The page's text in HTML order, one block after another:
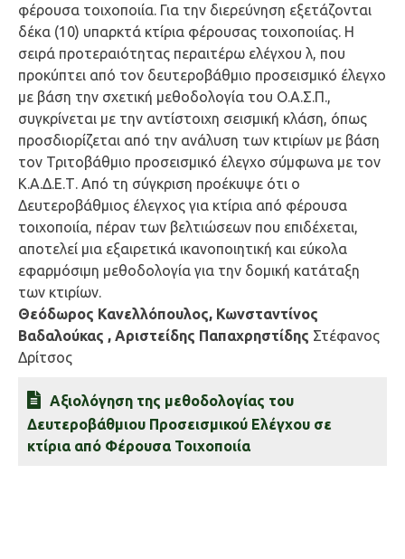
φέρουσα τοιχοποιία. Για την διερεύνηση εξετάζονται
δέκα (10) υπαρκτά κτίρια φέρουσας τοιχοποιίας. Η
σειρά προτεραιότητας περαιτέρω ελέγχου λ, που
προκύπτει από τον δευτεροβάθμιο προσεισμικό έλεγχο
με βάση την σχετική μεθοδολογία του Ο.Α.Σ.Π.,
συγκρίνεται με την αντίστοιχη σεισμική κλάση, όπως
προσδιορίζεται από την ανάλυση των κτιρίων με βάση
τον Τριτοβάθμιο προσεισμικό έλεγχο σύμφωνα με τον
Κ.Α.Δ.Ε.Τ. Από τη σύγκριση προέκυψε ότι ο
Δευτεροβάθμιος έλεγχος για κτίρια από φέρουσα
τοιχοποιία, πέραν των βελτιώσεων που επιδέχεται,
αποτελεί μια εξαιρετικά ικανοποιητική και εύκολα
εφαρμόσιμη μεθοδολογία για την δομική κατάταξη
των κτιρίων.
Θεόδωρος Κανελλόπουλος, Κωνσταντίνος
Βαδαλούκας , Αριστείδης Παπαχρηστίδης Στέφανος
Δρίτσος
Αξιολόγηση της μεθοδολογίας του
Δευτεροβάθμιου Προσεισμικού Ελέγχου σε
κτίρια από Φέρουσα Τοιχοποιία